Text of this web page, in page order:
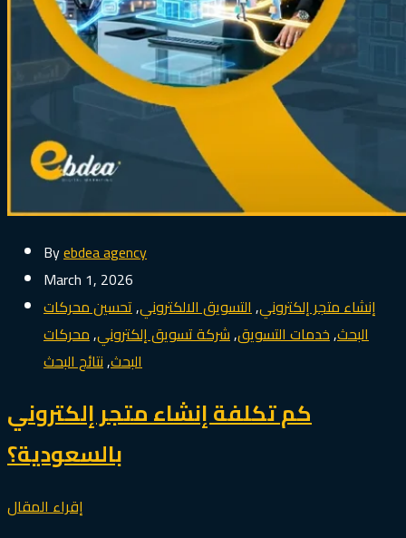
Byebdea agency
March 1, 2026
إنشاء متجر إلكتروني,التسويق الالكتروني,تحسين محركات
البحث,خدمات التسويق,شركة تسويق إلكتروني,محركات
البحث,نتائج البحث
كم تكلفة إنشاء متجر إلكتروني
بالسعودية؟
إقراء المقال